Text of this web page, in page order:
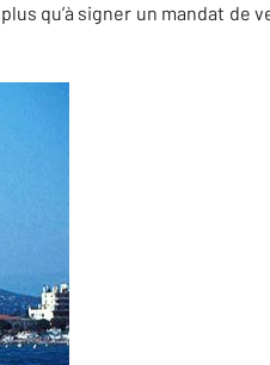
qu’à signer un mandat de